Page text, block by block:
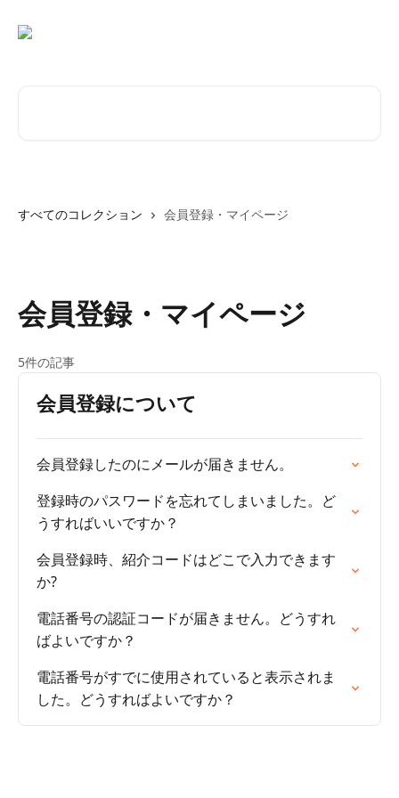
すべてのコレクション 会員登録・マイページ
会員登録・マイページ
5件の記事
会員登録について
会員登録したのにメールが届きません。
登録時のパスワードを忘れてしまいました。ど
うすればいいですか？
会員登録時、紹介コードはどこで入力できます
か?
電話番号の認証コードが届きません。どうすれ
ばよいですか？
電話番号がすでに使用されていると表示されま
した。どうすればよいですか？